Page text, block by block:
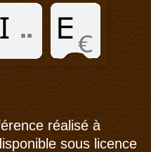
réalisé à
sous licence